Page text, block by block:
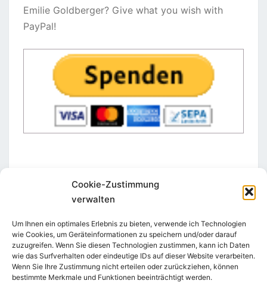
Cookie-Zustimmung
verwalten
Um Ihnen ein optimales Erlebnis zu bieten, verwende ich Technologien
wie Cookies, um Geräteinformationen zu speichern und/oder darauf
zuzugreifen. Wenn Sie diesen Technologien zustimmen, kann ich Daten
wie das Surfverhalten oder eindeutige IDs auf dieser Website verarbeiten.
Wenn Sie Ihre Zustimmung nicht erteilen oder zurückziehen, können
bestimmte Merkmale und Funktionen beeinträchtigt werden.
Emilie Goldberger? Give what you wish with
PayPal!